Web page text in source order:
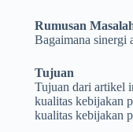
Rumusan
Bagaimana sinergi
Tujuan
Tujuan dari artikel
kualitas kebijakan
kualitas kebijakan